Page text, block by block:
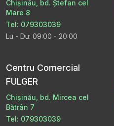
Chișinău, bd. Ștefan cel
Mare 8
Tel: 079303039
Lu - Du: 09:00 - 20:00
Centru Comercial
FULGER
Chișinău, bd. Mircea cel
Bătrân 7
Tel: 079303039